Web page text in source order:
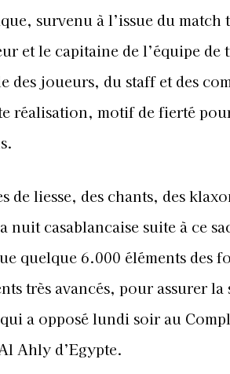
survenu à l’issue du
et le capitaine de l’équipe
des joueurs, du staff et des
réalisation, motif de fierté
de liesse, des chants, des
nuit casablancaise suite à ce
quelque 6.000 éléments des
très avancés, pour assurer
a opposé lundi soir au
Ahly d’Egypte.